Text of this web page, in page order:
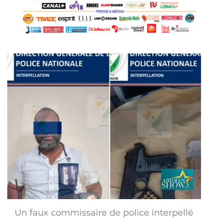
Un faux commissaire de police interpellé